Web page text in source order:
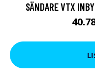
SÄNDARE VTX